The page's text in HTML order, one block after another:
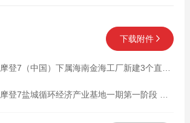
下载附件
摩登7（中国）下属海南金海工厂新建3个直径为160米的木片圆堆土建施工，以及其相关配套土建工程。
摩登7盐城循环经济产业基地一期第一阶段 年产50万吨差别化纤维素纤维项目排气塔工程招投标